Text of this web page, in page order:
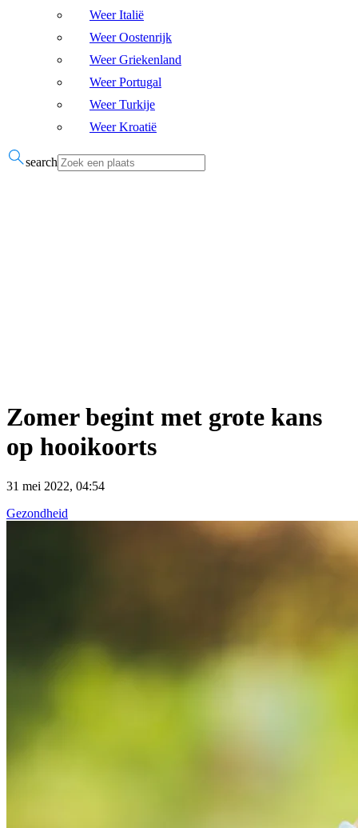
Weer Italië
Weer Oostenrijk
Weer Griekenland
Weer Portugal
Weer Turkije
Weer Kroatië
search
Zomer begint met grote kans
op hooikoorts
31 mei 2022, 04:54
Gezondheid